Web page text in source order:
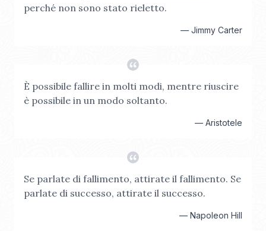
perché non sono stato rieletto.
— Jimmy Carter
È possibile fallire in molti modi, mentre riuscire
è possibile in un modo soltanto.
— Aristotele
Se parlate di fallimento, attirate il fallimento. Se
parlate di successo, attirate il successo.
— Napoleon Hill